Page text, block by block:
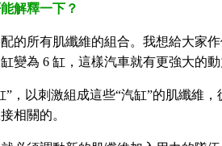
解釋一下？
的所有肌纖維的組合。我想給大家
變為 6 缸，這樣汽車就有更強大的動
，以刺激組成這些“汽缸”的肌纖維
相關的。